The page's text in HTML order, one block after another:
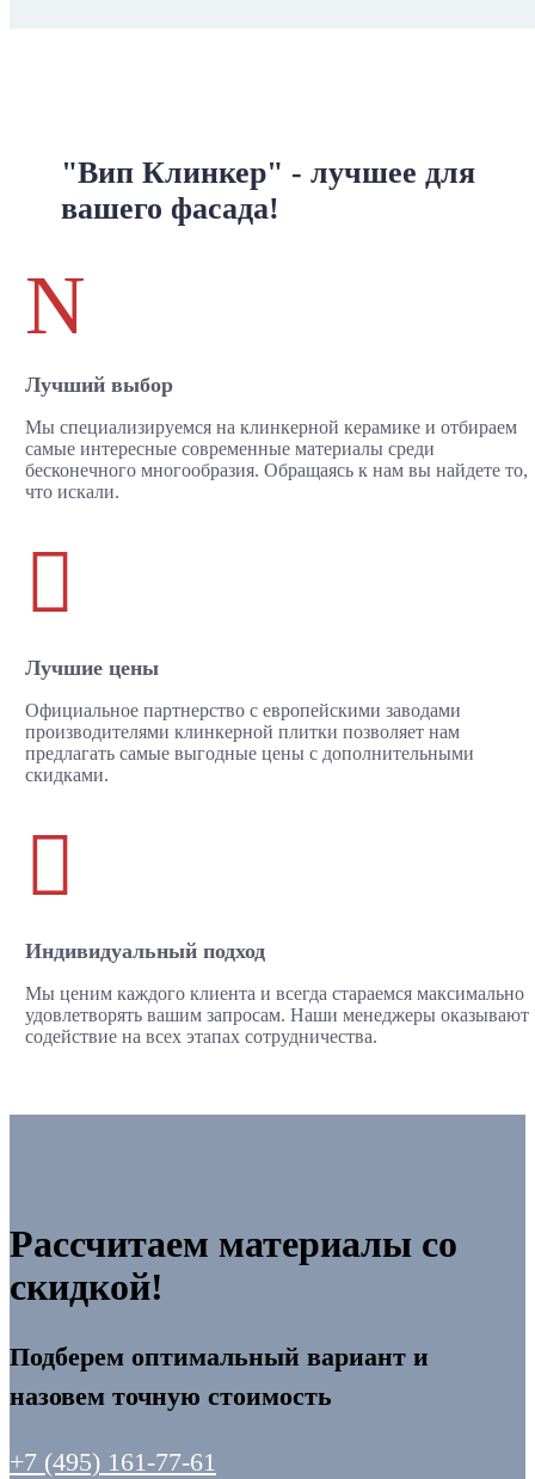
"Вип Клинкер" - лучшее для
вашего фасада!
N
Лучший выбор
Мы специализируемся на клинкерной керамике и отбираем
самые интересные современные материалы среди
бесконечного многообразия. Обращаясь к нам вы найдете то,
что искали.

Лучшие цены
Официальное партнерство с европейскими заводами
производителями клинкерной плитки позволяет нам
предлагать самые выгодные цены с дополнительными
скидками.

Индивидуальный подход
Мы ценим каждого клиента и всегда стараемся максимально
удовлетворять вашим запросам. Наши менеджеры оказывают
содействие на всех этапах сотрудничества.
Рассчитаем материалы со
скидкой!
Подберем оптимальный вариант и
назовем точную стоимость
+7 (495) 161-77-61